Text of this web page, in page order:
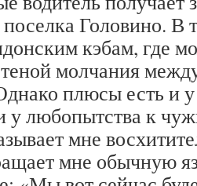
Головино. В
кэбам, где
молчания
плюсы есть и
у любопытства к
мне
мне обычную